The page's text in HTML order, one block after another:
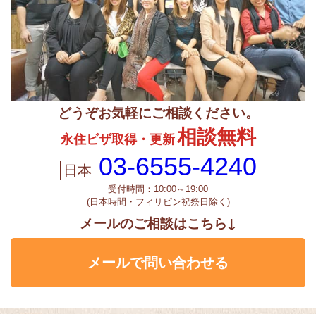
どうぞお気軽にご相談ください。
永住ビザ取得・更新相談無料
03-6555-4240
受付時間：10:00～19:00
(日本時間・フィリピン祝祭日除く)
メールのご相談はこちら↓
メールで問い合わせる